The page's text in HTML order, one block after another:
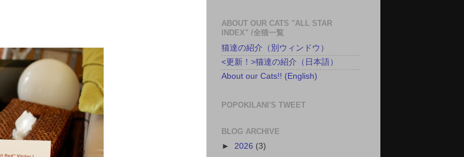
ABOUT OUR CATS "ALL STAR
INDEX" /全猫一覧
猫達の紹介（別ウィンドウ）
<更新！>猫達の紹介（日本語）
About our Cats!! (English)
POPOKILANI'S TWEET
BLOG ARCHIVE
► 2026 (3)